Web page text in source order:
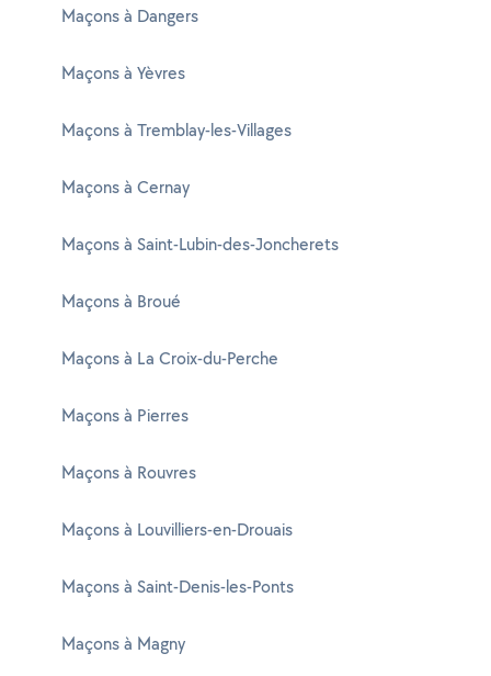
Maçons à Dangers
Maçons à Yèvres
Maçons à Tremblay-les-Villages
Maçons à Cernay
Maçons à Saint-Lubin-des-Joncherets
Maçons à Broué
Maçons à La Croix-du-Perche
Maçons à Pierres
Maçons à Rouvres
Maçons à Louvilliers-en-Drouais
Maçons à Saint-Denis-les-Ponts
Maçons à Magny